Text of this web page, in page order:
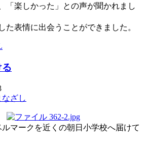
「楽しかった」との声が聞かれまし
た表情に出会うことができました。
なざし
マークを近くの朝日小学校へ届けて